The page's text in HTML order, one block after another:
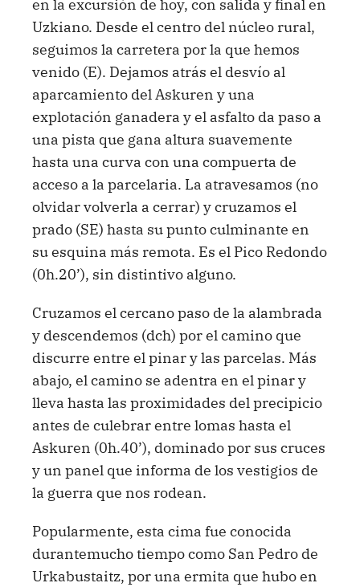
Uzkiano. Desde el centro del núcleo rural,
seguimos la carretera por la que hemos
venido (E). Dejamos atrás el desvío al
aparcamiento del Askuren y una
explotación ganadera y el asfalto da paso a
una pista que gana altura suavemente
hasta una curva con una compuerta de
acceso a la parcelaria. La atravesamos (no
olvidar volverla a cerrar) y cruzamos el
prado (SE) hasta su punto culminante en
su esquina más remota. Es el Pico Redondo
(0h.20’), sin distintivo alguno.
Cruzamos el cercano paso de la alambrada
y descendemos (dch) por el camino que
discurre entre el pinar y las parcelas. Más
abajo, el camino se adentra en el pinar y
lleva hasta las proximidades del precipicio
antes de culebrar entre lomas hasta el
Askuren (0h.40’), dominado por sus cruces
y un panel que informa de los vestigios de
la guerra que nos rodean.
Popularmente, esta cima fue conocida
durantemucho tiempo como San Pedro de
Urkabustaitz, por una ermita que hubo en